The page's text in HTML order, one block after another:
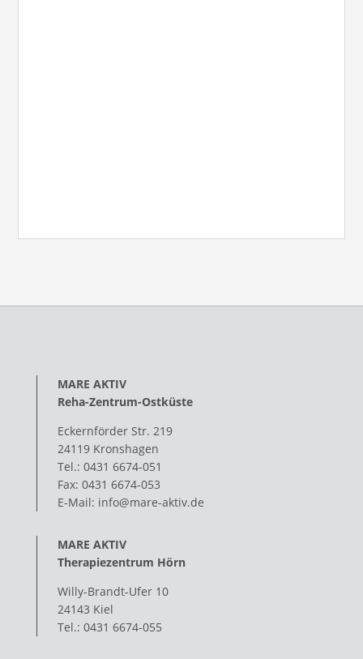
MARE AKTIV
Reha-Zentrum-Ostküste
Eckernförder Str. 219
24119 Kronshagen
Tel.: 0431 6674-051
Fax: 0431 6674-053
E-Mail: info@mare-aktiv.de
MARE AKTIV
Therapiezentrum Hörn
Willy-Brandt-Ufer 10
24143 Kiel
Tel.: 0431 6674-055